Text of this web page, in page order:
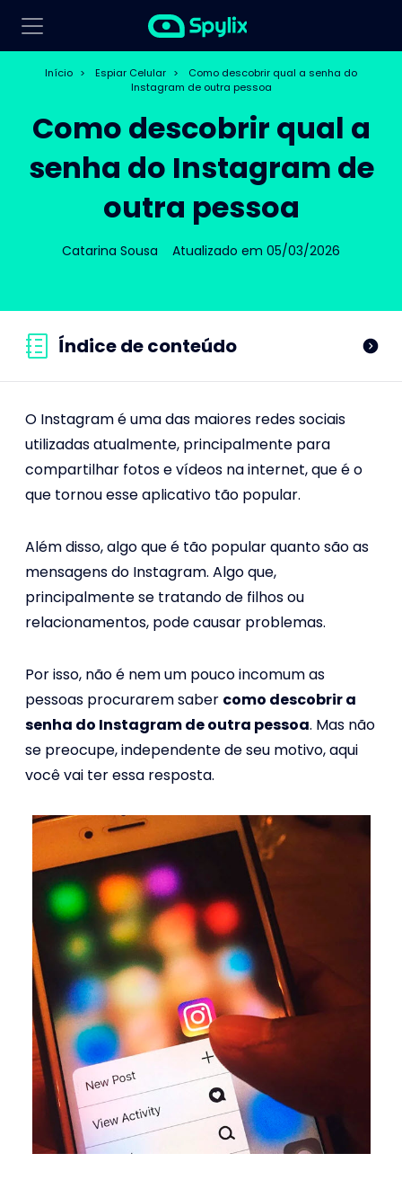
Início > Espiar Celular >
Como descobrir qual a senha do
Instagram de outra pessoa
Como descobrir qual a
senha do Instagram de
outra pessoa
Catarina Sousa Atualizado em 05/03/2026
Índice de conteúdo
O Instagram é uma das maiores redes sociais
utilizadas atualmente, principalmente para
compartilhar fotos e vídeos na internet, que é o
que tornou esse aplicativo tão popular.
Além disso, algo que é tão popular quanto são as
mensagens do Instagram. Algo que,
principalmente se tratando de filhos ou
relacionamentos, pode causar problemas.
Por isso, não é nem um pouco incomum as
pessoas procurarem saber como descobrir a
senha do Instagram de outra pessoa. Mas não
se preocupe, independente de seu motivo, aqui
você vai ter essa resposta.